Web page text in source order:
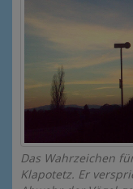
Das Wahrzeichen
Klapotetz. Er